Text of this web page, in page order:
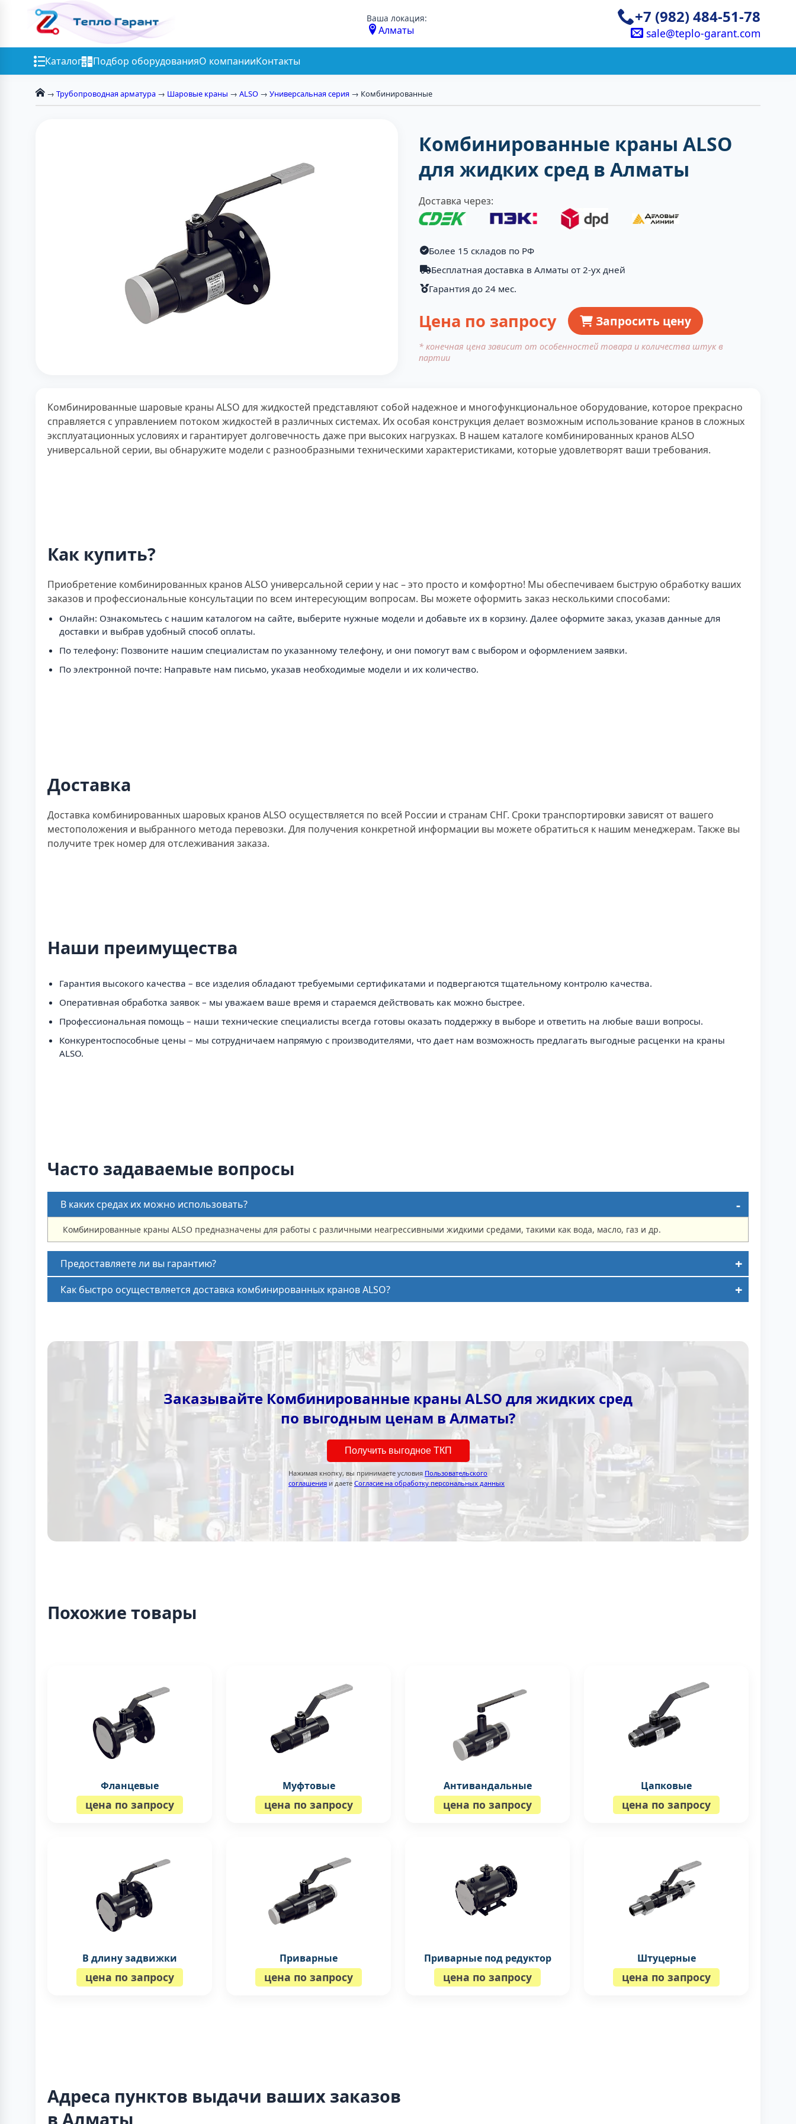
Ваша локация:
Алматы
+7 (982) 484-51-78
sale@teplo-garant.com
Каталог Подбор оборудованияО компанииКонтакты
→ Трубопроводная арматура → Шаровые краны → ALSO → Универсальная серия → Комбинированные
Комбинированные краны ALSO
для жидких сред в Алматы
Доставка через:
Более 15 складов по РФ
Бесплатная доставка в Алматы от 2-ух дней
Гарантия до 24 мес.
Цена по запросу Запросить цену
* конечная цена зависит от особенностей товара и количества штук в
партии
Комбинированные шаровые краны ALSO для жидкостей представляют собой надежное и многофункциональное оборудование, которое прекрасно
справляется с управлением потоком жидкостей в различных системах. Их особая конструкция делает возможным использование кранов в сложных
эксплуатационных условиях и гарантирует долговечность даже при высоких нагрузках. В нашем каталоге комбинированных кранов ALSO
универсальной серии, вы обнаружите модели с разнообразными техническими характеристиками, которые удовлетворят ваши требования.
Как купить?
Приобретение комбинированных кранов ALSO универсальной серии у нас – это просто и комфортно! Мы обеспечиваем быструю обработку ваших
заказов и профессиональные консультации по всем интересующим вопросам. Вы можете оформить заказ несколькими способами:
Онлайн: Ознакомьтесь с нашим каталогом на сайте, выберите нужные модели и добавьте их в корзину. Далее оформите заказ, указав данные для
доставки и выбрав удобный способ оплаты.
По телефону: Позвоните нашим специалистам по указанному телефону, и они помогут вам с выбором и оформлением заявки.
По электронной почте: Направьте нам письмо, указав необходимые модели и их количество.
Доставка
Доставка комбинированных шаровых кранов ALSO осуществляется по всей России и странам СНГ. Сроки транспортировки зависят от вашего
местоположения и выбранного метода перевозки. Для получения конкретной информации вы можете обратиться к нашим менеджерам. Также вы
получите трек номер для отслеживания заказа.
Наши преимущества
Гарантия высокого качества – все изделия обладают требуемыми сертификатами и подвергаются тщательному контролю качества.
Оперативная обработка заявок – мы уважаем ваше время и стараемся действовать как можно быстрее.
Профессиональная помощь – наши технические специалисты всегда готовы оказать поддержку в выборе и ответить на любые ваши вопросы.
Конкурентоспособные цены – мы сотрудничаем напрямую с производителями, что дает нам возможность предлагать выгодные расценки на краны
ALSO.
Часто задаваемые вопросы
В каких средах их можно использовать?
Комбинированные краны ALSO предназначены для работы с различными неагрессивными жидкими средами, такими как вода, масло, газ и др.
Предоставляете ли вы гарантию?
Как быстро осуществляется доставка комбинированных кранов ALSO?
Заказывайте Комбинированные краны ALSO для жидких сред
по выгодным ценам в Алматы?
Получить выгодное ТКП
Нажимая кнопку, вы принимаете условия Пользовательского
соглашения и даете Согласие на обработку персональных данных
Похожие товары
Фланцевые
цена по запросу
Муфтовые
цена по запросу
Антивандальные
цена по запросу
Цапковые
цена по запросу
В длину задвижки
цена по запросу
Приварные
цена по запросу
Приварные под редуктор
цена по запросу
Штуцерные
цена по запросу
Адреса пунктов выдачи ваших заказов
в Алматы